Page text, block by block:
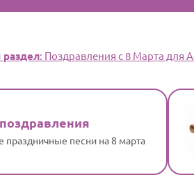
: Поздравления с 8 Марта для
праздничные песни на 8 марта